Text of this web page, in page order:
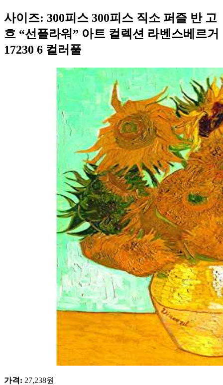
사이즈: 300피스 300피스 직소 퍼즐 반 고
흐 “선플라워” 아트 컬렉션 라벤스베르거
17230 6 컬러풀
가격: 27,238원